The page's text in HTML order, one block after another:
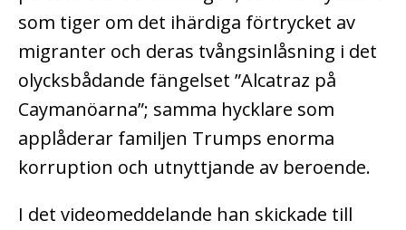
som tiger om det ihärdiga förtrycket av
migranter och deras tvångsinlåsning i det
olycksbådande fängelset ”Alcatraz på
Caymanöarna”; samma hycklare som
applåderar familjen Trumps enorma
korruption och utnyttjande av beroende.
I det videomeddelande han skickade till